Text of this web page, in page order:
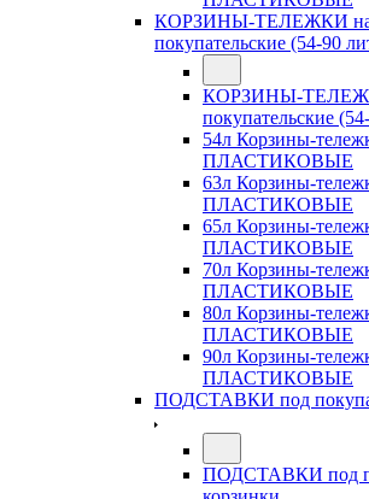
КОРЗИНЫ-ТЕЛЕЖКИ на
покупательские (54-90
КОРЗИНЫ-
покупательские
54л Корзины-
ПЛАСТИКОВЫЕ
63л Корзины-
ПЛАСТИКОВЫЕ
65л Корзины-
ПЛАСТИКОВЫЕ
70л Корзины-
ПЛАСТИКОВЫЕ
80л Корзины-
ПЛАСТИКОВЫЕ
90л Корзины-
ПЛАСТИКОВЫЕ
ПОДСТАВКИ под
ПОДСТАВКИ под